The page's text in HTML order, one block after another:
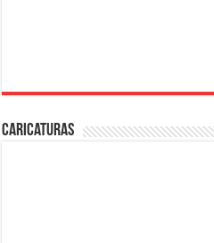
Caricaturas